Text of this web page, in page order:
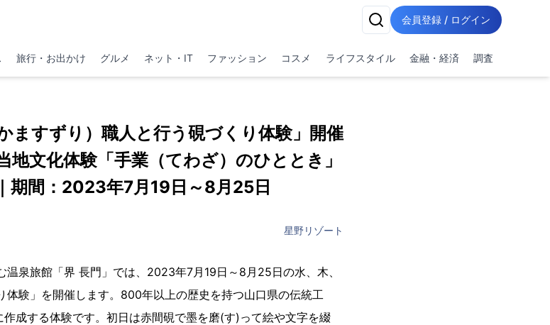
会員登録 / ログイン
旅行・お出かけ グルメ ネット・IT ファッション コスメ ライフスタイル 金融・経済 調査
ますずり）職人と行う硯づくり体験」開催
地文化体験「手業（てわざ）のひととき」
期間：2023年7月19日～8月25日
星野リゾート
泉旅館「界 長門」では、2023年7月19日～8月25日の水、木、
体験」を開催します。800年以上の歴史を持つ山口県の伝統工
成する体験です。初日は赤間硯で墨を磨(す)って絵や文字を綴